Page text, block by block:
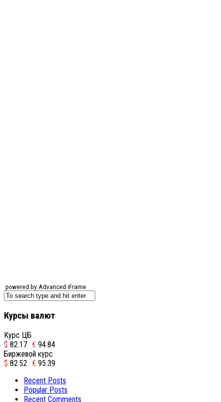
powered by Advanced iFrame
Курсы валют
Курс ЦБ
$ 82.17 € 94.84
Биржевой курс
$ 82.52 € 95.39
Recent Posts
Popular Posts
Recent Comments